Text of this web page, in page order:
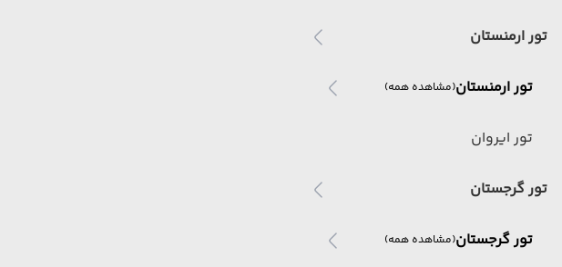
تور ارمنستان
تور ارمنستان(مشاهده همه)
تور ایروان
تور گرجستان
تور گرجستان(مشاهده همه)